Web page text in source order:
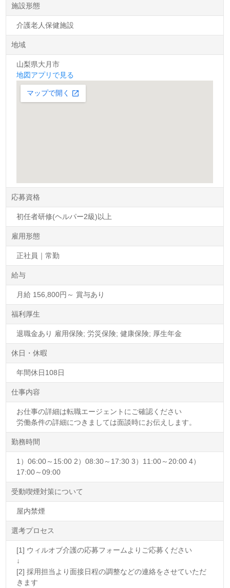
施設形態
介護老人保健施設
地域
山梨県大月市
地図アプリで見る
応募資格
初任者研修(ヘルパー2級)以上
雇用形態
正社員｜常勤
給与
月給 156,800円～ 賞与あり
福利厚生
退職金あり 雇用保険; 労災保険; 健康保険; 厚生年金
休日・休暇
年間休日108日
仕事内容
お仕事の詳細は転職エージェントにご確認ください
労働条件の詳細につきましては面談時にお伝えします。
勤務時間
1）06:00～15:00 2）08:30～17:30 3）11:00～20:00 4）
17:00～09:00
受動喫煙対策について
屋内禁煙
選考プロセス
[1] ウィルオブ介護の応募フォームよりご応募ください
↓
[2] 採用担当より面接日程の調整などの連絡をさせていただ
きます